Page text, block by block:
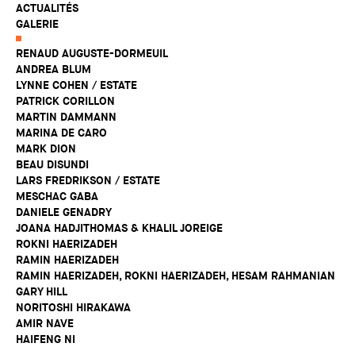
ACTUALITÉS
GALERIE
RENAUD AUGUSTE-DORMEUIL
ANDREA BLUM
LYNNE COHEN / ESTATE
PATRICK CORILLON
MARTIN DAMMANN
MARINA DE CARO
MARK DION
BEAU DISUNDI
LARS FREDRIKSON / ESTATE
MESCHAC GABA
DANIELE GENADRY
JOANA HADJITHOMAS & KHALIL JOREIGE
ROKNI HAERIZADEH
RAMIN HAERIZADEH
RAMIN HAERIZADEH, ROKNI HAERIZADEH, HESAM RAHMANIAN
GARY HILL
NORITOSHI HIRAKAWA
AMIR NAVE
HAIFENG NI